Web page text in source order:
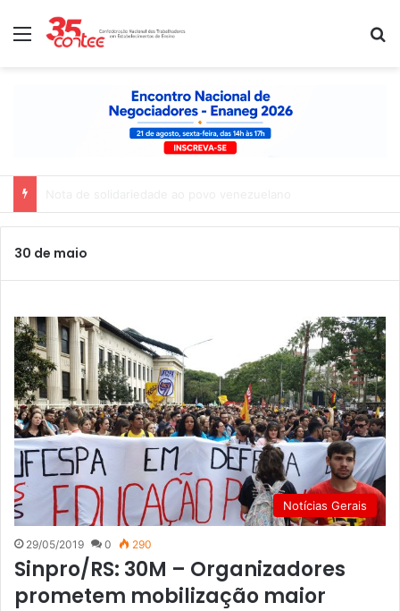
Menu
30 de maio
Notícias Gerais
29/05/2019 0 290
Sinpro/RS: 30M – Organizadores
prometem mobilização maior